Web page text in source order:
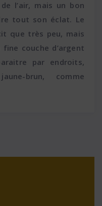
l’air, mais un bon
tout son éclat. Le
que très peu, mais
couche d’argent
par endroits,
brun, comme